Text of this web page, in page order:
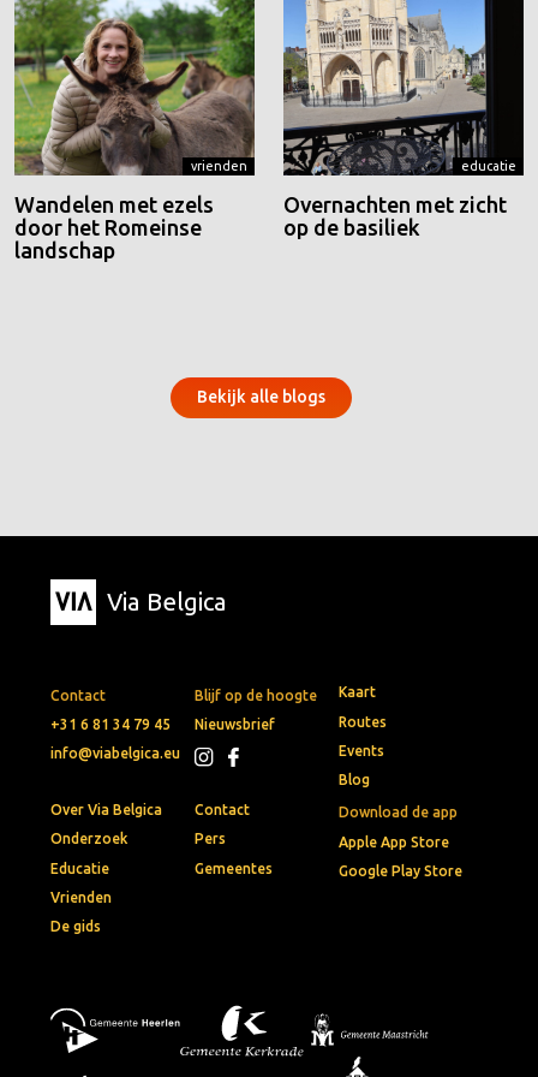
vrienden
Wandelen met ezels
door het Romeinse
landschap
educatie
Overnachten met zicht
op de basiliek
Bekijk alle blogs
Via Belgica
Contact
+31 6 81 34 79 45
info@viabelgica.eu
Blijf op de hoogte
Nieuwsbrief
Download de app
Apple App Store
Google Play Store
Kaart
Routes
Events
Blog
Over Via Belgica
Onderzoek
Educatie
Vrienden
De gids
Contact
Pers
Gemeentes